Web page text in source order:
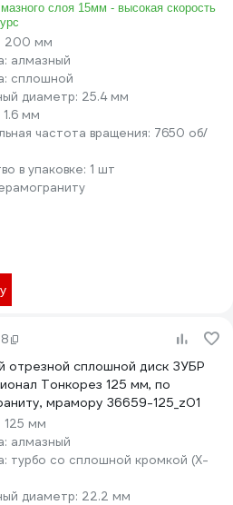
слоя 15мм - высокая скорость
200 мм
алмазный
сплошной
диаметр: 25.4 мм
1.6 мм
частота вращения: 7650 об/
в упаковке: 1 шт
отрезной сплошной диск ЗУБР
Тонкорез 125 мм, по
мрамору 36659-125_z01
125 мм
алмазный
турбо со сплошной кромкой (X-
диаметр: 22.2 мм